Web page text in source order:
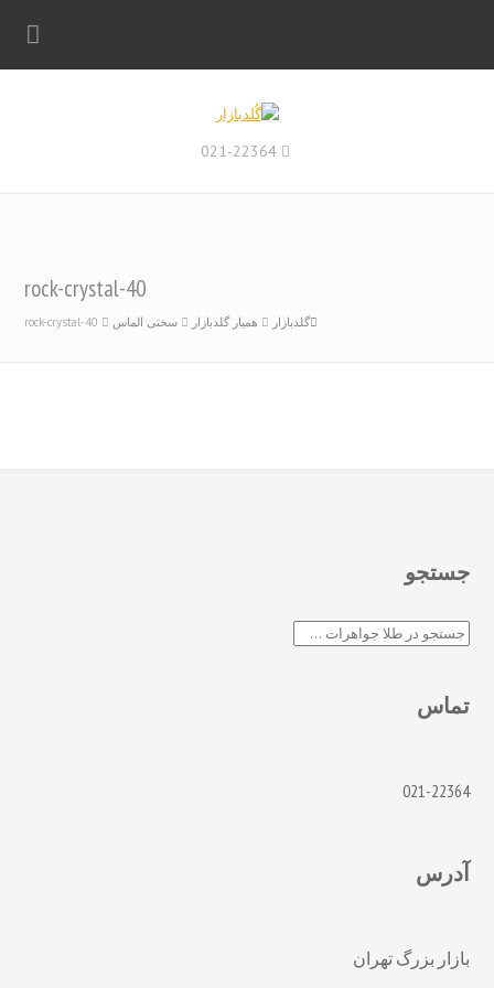
rock-crystal-40
گلدبازار همیار گلدبازار سختی الماس rock-crystal-40
جستجو
جستجو
تماس
021-22364
آدرس
بازار بزرگ تهران